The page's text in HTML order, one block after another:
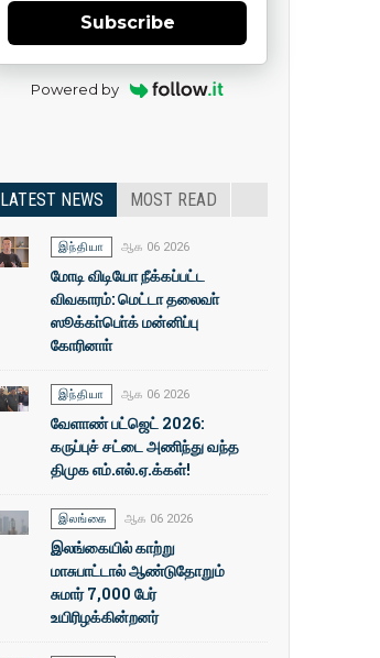
Subscribe
Powered by
LATEST NEWS MOST READ
இந்தியா ஆக 06 2026
மோடி விடியோ நீக்கப்பட்ட
விவகாரம்: மெட்டா தலைவா்
ஸூக்கா்பொ்க் மன்னிப்பு
கோரினாா்
இந்தியா ஆக 06 2026
வேளாண் பட்ஜெட் 2026:
கருப்புச் சட்டை அணிந்து வந்த
திமுக எம்.எல்.ஏ.க்கள்!
இலங்கை ஆக 06 2026
இலங்கையில் காற்று
மாசுபாட்டால் ஆண்டுதோறும்
சுமார் 7,000 பேர்
உயிரிழக்கின்றனர்